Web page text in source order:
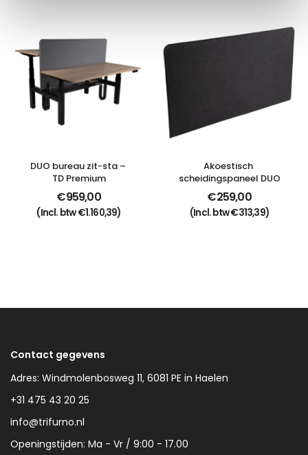
DUO bureau zit-sta –
TD Premium
€959,00
(Incl. btw€1.160,39)
Akoestisch
scheidingspaneel DUO
€259,00
(Incl. btw€313,39)
Contact gegevens
Adres: Windmolenbosweg 11, 6081 PE in Haelen
+31 475 43 20 25
info@trifurno.nl
Openingstijden: Ma - Vr / 9:00 - 17.00